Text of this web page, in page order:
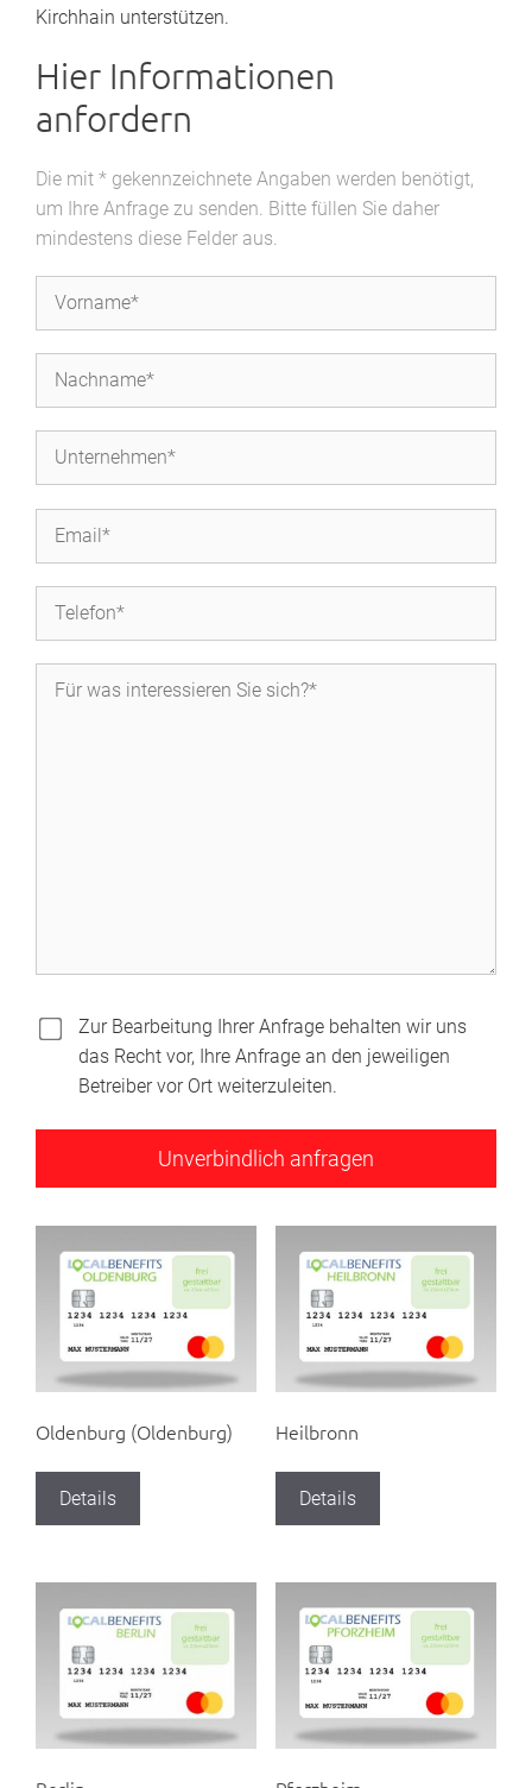
Kirchhain unterstützen.
Hier Informationen
anfordern
Die mit * gekennzeichnete Angaben werden benötigt,
um Ihre Anfrage zu senden. Bitte füllen Sie daher
mindestens diese Felder aus.
Zur Bearbeitung Ihrer Anfrage behalten wir uns
das Recht vor, Ihre Anfrage an den jeweiligen
Betreiber vor Ort weiterzuleiten.
Oldenburg (Oldenburg)
Details
Heilbronn
Details